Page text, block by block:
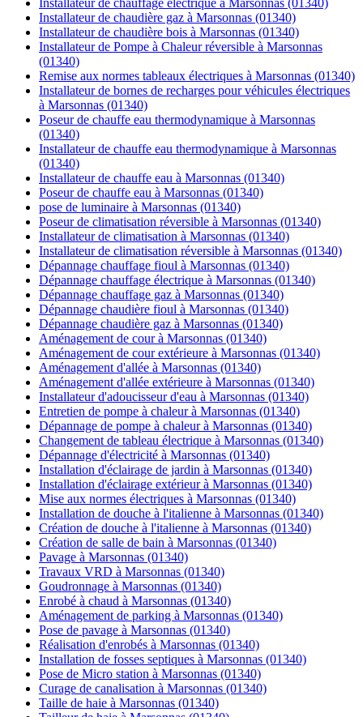
Installateur de chauffage électrique à Marsonnas (01340)
Installateur de chaudière gaz à Marsonnas (01340)
Installateur de chaudière bois à Marsonnas (01340)
Installateur de Pompe à Chaleur réversible à Marsonnas
(01340)
Remise aux normes tableaux électriques à Marsonnas (01340)
Installateur de bornes de recharges pour véhicules électriques
à Marsonnas (01340)
Poseur de chauffe eau thermodynamique à Marsonnas
(01340)
Installateur de chauffe eau thermodynamique à Marsonnas
(01340)
Installateur de chauffe eau à Marsonnas (01340)
Poseur de chauffe eau à Marsonnas (01340)
pose de luminaire à Marsonnas (01340)
Poseur de climatisation réversible à Marsonnas (01340)
Installateur de climatisation à Marsonnas (01340)
Installateur de climatisation réversible à Marsonnas (01340)
Dépannage chauffage fioul à Marsonnas (01340)
Dépannage chauffage électrique à Marsonnas (01340)
Dépannage chauffage gaz à Marsonnas (01340)
Dépannage chaudière fioul à Marsonnas (01340)
Dépannage chaudière gaz à Marsonnas (01340)
Aménagement de cour à Marsonnas (01340)
Aménagement de cour extérieure à Marsonnas (01340)
Aménagement d'allée à Marsonnas (01340)
Aménagement d'allée extérieure à Marsonnas (01340)
Installateur d'adoucisseur d'eau à Marsonnas (01340)
Entretien de pompe à chaleur à Marsonnas (01340)
Dépannage de pompe à chaleur à Marsonnas (01340)
Changement de tableau électrique à Marsonnas (01340)
Dépannage d'électricité à Marsonnas (01340)
Installation d'éclairage de jardin à Marsonnas (01340)
Installation d'éclairage extérieur à Marsonnas (01340)
Mise aux normes électriques à Marsonnas (01340)
Installation de douche à l'italienne à Marsonnas (01340)
Création de douche à l'italienne à Marsonnas (01340)
Création de salle de bain à Marsonnas (01340)
Pavage à Marsonnas (01340)
Travaux VRD à Marsonnas (01340)
Goudronnage à Marsonnas (01340)
Enrobé à chaud à Marsonnas (01340)
Aménagement de parking à Marsonnas (01340)
Pose de pavage à Marsonnas (01340)
Réalisation d'enrobés à Marsonnas (01340)
Installation de fosses septiques à Marsonnas (01340)
Pose de Micro station à Marsonnas (01340)
Curage de canalisation à Marsonnas (01340)
Taille de haie à Marsonnas (01340)